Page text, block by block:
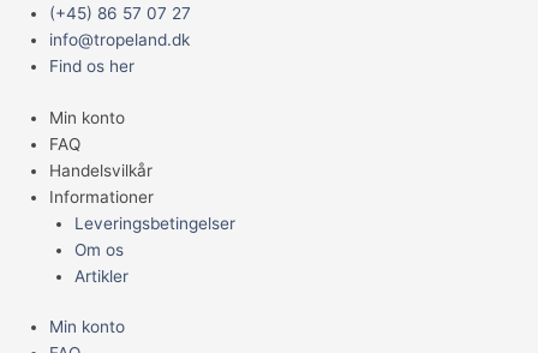
indholdet
(+45) 86 57 07 27
info@tropeland.dk
Find os her
Min konto
FAQ
Handelsvilkår
Informationer
Leveringsbetingelser
Om os
Artikler
Min konto
Main
Menu
Churu
laks
4x14gr